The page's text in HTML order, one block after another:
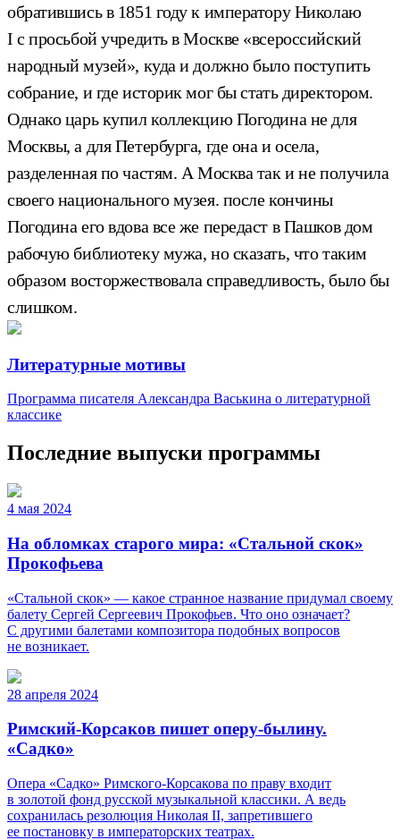
обратившись в 1851 году к императору Николаю
I с просьбой учредить в Москве «всероссийский
народный музей», куда и должно было поступить
собрание, и где историк мог бы стать директором.
Однако царь купил коллекцию Погодина не для
Москвы, а для Петербурга, где она и осела,
разделенная по частям. А Москва так и не получила
своего национального музея. после кончины
Погодина его вдова все же передаст в Пашков дом
рабочую библиотеку мужа, но сказать, что таким
образом восторжествовала справедливость, было бы
слишком.
Литературные мотивы
Программа писателя Александра Васькина о литературной
классике
Последние выпуски программы
4 мая 2024
На обломках старого мира: «Стальной скок»
Прокофьева
«Стальной скок» — какое странное название придумал своему
балету Сергей Сергеевич Прокофьев. Что оно означает?
С другими балетами композитора подобных вопросов
не возникает.
28 апреля 2024
Римский-Корсаков пишет оперу-былину.
«Садко»
Опера «Садко» Римского-Корсакова по праву входит
в золотой фонд русской музыкальной классики. А ведь
сохранилась резолюция Николая II, запретившего
ее постановку в императорских театрах.